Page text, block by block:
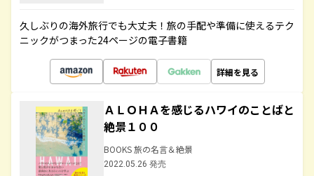
久しぶりの海外旅行でも大丈夫！旅の手配や準備に使えるテク
ニックがつまった24ページの電子書籍
詳細を見る
ＡＬＯＨＡを感じるハワイのことばと
絶景１００
BOOKS 旅の名言＆絶景
2022.05.26 発売